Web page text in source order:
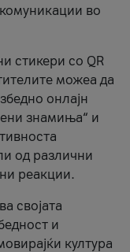
во
стикери со QR
можеа да
онлајн
знамиња“ и
од различни
реакции.
својата
и
култура